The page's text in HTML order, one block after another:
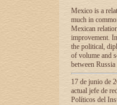
Mexico is a
much in
Mexican
improvement.
the political,
of volume and
between
17 de junio de
actual jefe de
Políticos del